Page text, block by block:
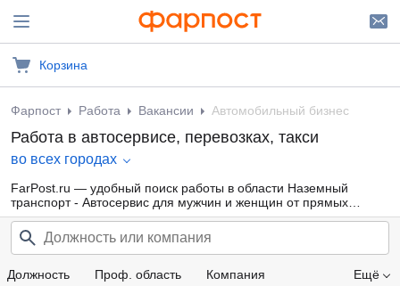
Корзина
Фарпост Работа Вакансии Автомобильный бизнес
Работа в автосервисе, перевозках, такси
во всех городах
FarPost.ru — удобный поиск работы в области Наземный
транспорт - Автосервис для мужчин и женщин от прямых
работодателей, а также от кадровых агентств. Свежие вакансии
каждый день.
Ещё
Должность Проф. область Компания